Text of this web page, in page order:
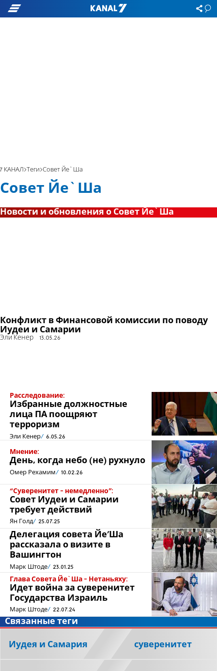
7 КАНАЛ Теги Совет Йе`Ша
Совет Йе`Ша
Новости и обновления о Совет Йе`Ша
Конфликт в Финансовой комиссии по поводу
Иудеи и Самарии
Эли Кенер 13.05.26
Расследование:
Избранные должностные
лица ПА поощряют
терроризм
Эли Кенер 6.05.26
Мнение:
День, когда небо (не) рухнуло
Омер Рехамим 10.02.26
“Суверенитет - немедленно”:
Совет Иудеи и Самарии
требует действий
Ян Голд 25.07.25
Делегация совета Йе’Ша
рассказала о визите в
Вашингтон
Марк Штоде 23.01.25
Глава Совета Йе`Ша - Нетаньяху:
Идет война за суверенитет
Государства Израиль
Марк Штоде 22.07.24
Связанные теги
Иудея и Самария суверенитет